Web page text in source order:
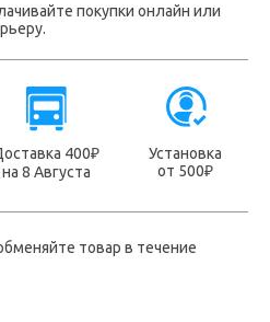
покупки онлайн или
400₽
на 8 Августа
Установка
от 500₽
товар в течение